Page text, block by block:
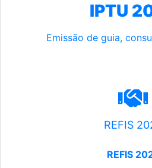
IPTU
Emissão de guia,
REFIS
REFIS